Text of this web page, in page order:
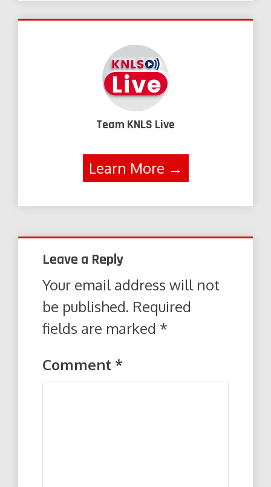
Team KNLS Live
Learn More →
Leave a Reply
Your email address will not
be published. Required
fields are marked *
Comment *